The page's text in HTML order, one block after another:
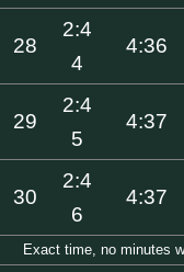
28
2:4
4
4:36
29
2:4
5
4:37
30
2:4
6
4:37
Exact time, no minutes